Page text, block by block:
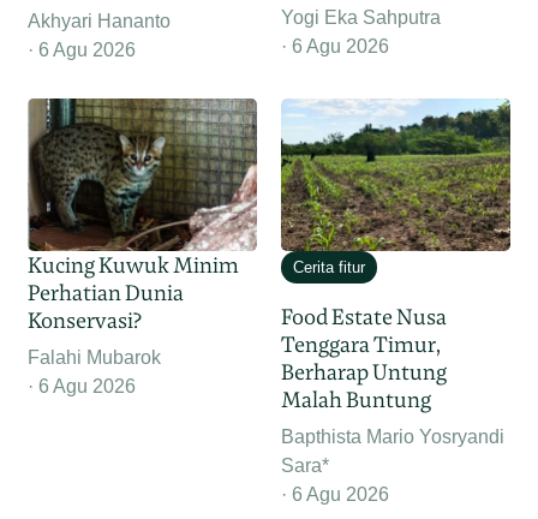
Akhyari Hananto
6 Agu 2026
Yogi Eka Sahputra
6 Agu 2026
Kucing Kuwuk Minim
Perhatian Dunia
Konservasi?
Falahi Mubarok
6 Agu 2026
Cerita fitur
Food Estate Nusa
Tenggara Timur,
Berharap Untung
Malah Buntung
Bapthista Mario Yosryandi
Sara*
6 Agu 2026